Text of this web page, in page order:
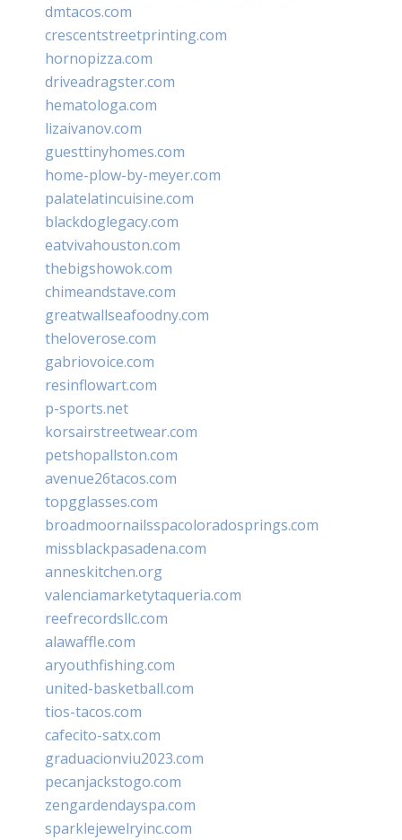
dmtacos.com
crescentstreetprinting.com
hornopizza.com
driveadragster.com
hematologa.com
lizaivanov.com
guesttinyhomes.com
home-plow-by-meyer.com
palatelatincuisine.com
blackdoglegacy.com
eatvivahouston.com
thebigshowok.com
chimeandstave.com
greatwallseafoodny.com
theloverose.com
gabriovoice.com
resinflowart.com
p-sports.net
korsairstreetwear.com
petshopallston.com
avenue26tacos.com
topgglasses.com
broadmoornailsspacoloradosprings.com
missblackpasadena.com
anneskitchen.org
valenciamarketytaqueria.com
reefrecordsllc.com
alawaffle.com
aryouthfishing.com
united-basketball.com
tios-tacos.com
cafecito-satx.com
graduacionviu2023.com
pecanjackstogo.com
zengardendayspa.com
sparklejewelryinc.com